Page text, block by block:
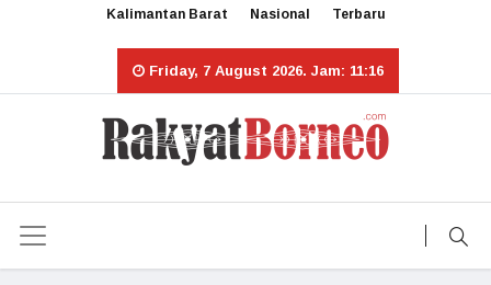
Kalimantan Barat Nasional Terbaru
Friday, 7 August 2026. Jam: 11:16